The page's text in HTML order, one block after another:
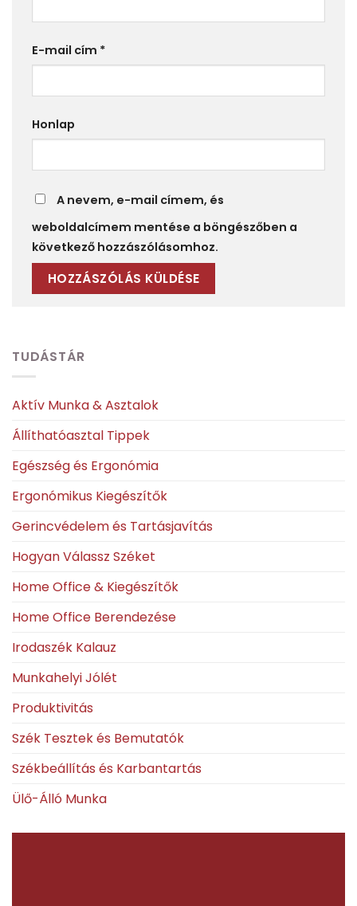
E-mail cím *
Honlap
A nevem, e-mail címem, és
weboldalcímem mentése a böngészőben a
következő hozzászólásomhoz.
TUDÁSTÁR
Aktív Munka & Asztalok
Állíthatóasztal Tippek
Egészség és Ergonómia
Ergonómikus Kiegészítők
Gerincvédelem és Tartásjavítás
Hogyan Válassz Széket
Home Office & Kiegészítők
Home Office Berendezése
Irodaszék Kalauz
Munkahelyi Jólét
Produktivitás
Szék Tesztek és Bemutatók
Székbeállítás és Karbantartás
Ülő-Álló Munka